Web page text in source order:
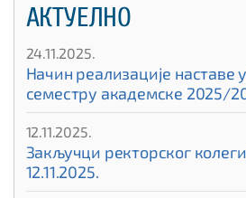
АКТУЕЛНО
24.11.2025.
Начин реализације наставе
семестру академске 2025/
12.11.2025.
Закључци ректорског
12.11.2025.